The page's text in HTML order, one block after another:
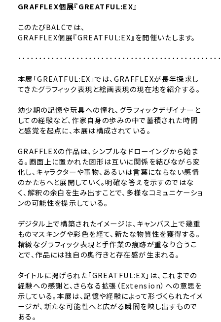
GRAFFLEX個展『GREATFUL:EX』
このたびBALCでは、
GRAFFLEX個展『GREATFUL:EX』を開催いたします。
･･･････････････････････････････････････････････
本展「GREATFUL:EX」では、GRAFFLEXが長年探求し
てきたグラフィック表現と絵画表現の現在地を紹介する。
幼少期の記憶や玩具への憧れ、グラフィックデザイナーと
しての経験など、作家自身の歩みの中で蓄積された時間
と感覚を起点に、本展は構成されている。
GRAFFLEXの作品は、シンプルなドローイングから始ま
る。画面上に置かれた図形は互いに関係を結びながら変
化し、キャラクターや事物、あるいは言葉にならない感情
のかたちへと展開していく。明確な答えを示すのではな
く、解釈の余白を生み出すことで、多様なコミュニケーショ
ンの可能性を提示している。
デジタル上で構築されたイメージは、キャンバス上で幾重
ものマスキングや彩色を経て、新たな物質性を獲得する。
精緻なグラフィック表現と手作業の痕跡が重なり合うこ
とで、作品には独自の奥行きと存在感が生まれる。
タイトルに掲げられた「GREATFUL:EX」は、これまでの
経験への感謝と、さらなる拡張（Extension）への意思を
示している。本展は、記憶や経験によって形づくられたイメ
ージが、新たな可能性へと広がる瞬間を映し出すもので
ある。